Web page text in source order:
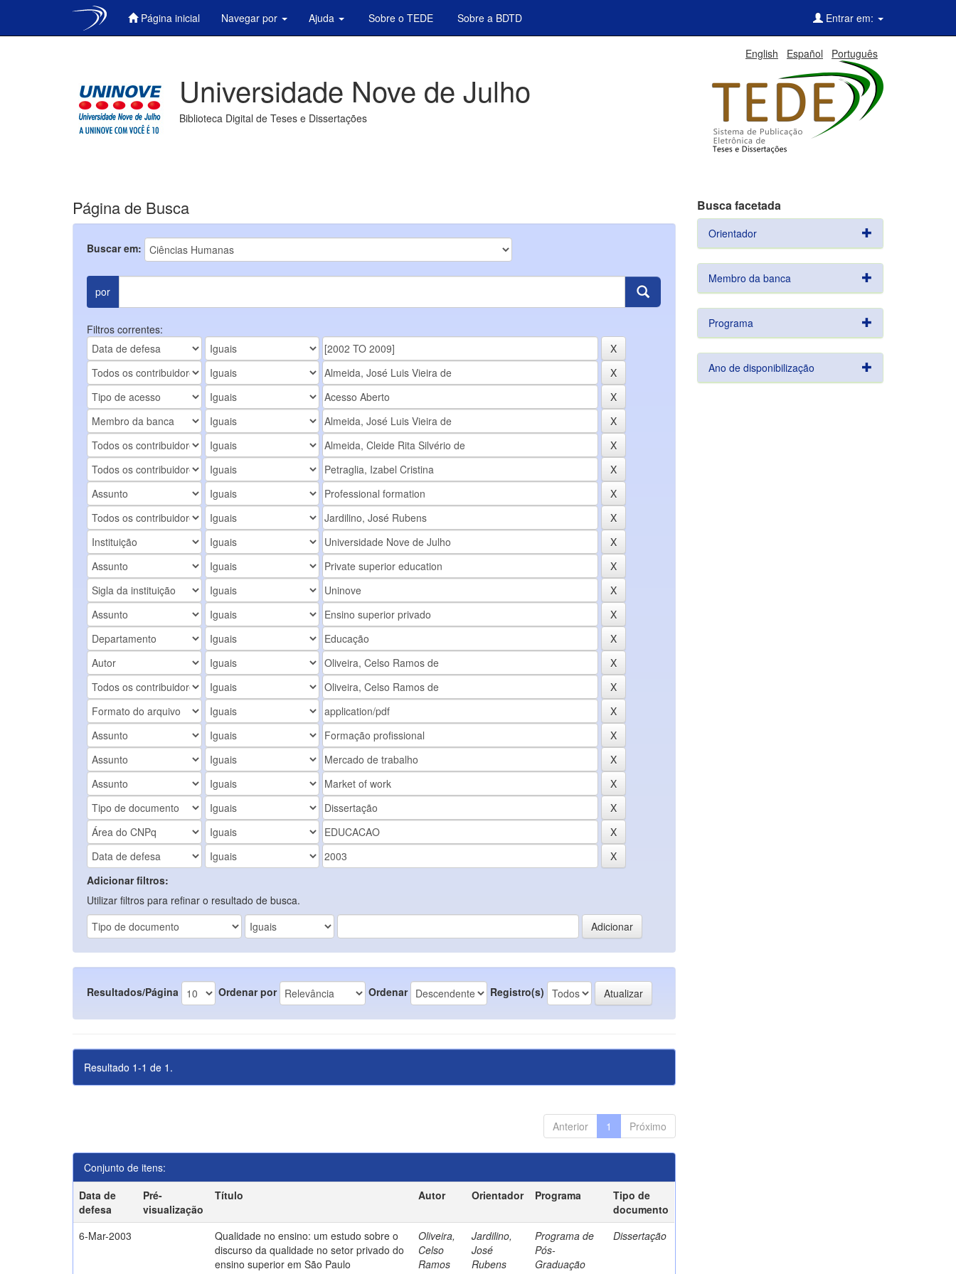
Página inicial Navegar por Ajuda Sobre o TEDE Sobre a BDTD Entrar em:
English Español Português
Universidade Nove de Julho
Biblioteca Digital de Teses e Dissertações
Página de Busca
Buscar em:
por
Filtros correntes:
Adicionar filtros:
Utilizar filtros para refinar o resultado de busca.
Resultados/Página Ordenar por Ordenar Registro(s)
Resultado 1-1 de 1.
Anterior 1 Próximo
Conjunto de itens:
Data de
defesa
Pré-
visualização
Título Autor Orientador Programa
Tipo de
documento
6-Mar-2003
Qualidade no ensino: um estudo sobre o
discurso da qualidade no setor privado do
ensino superior em São Paulo
Oliveira,
Celso
Ramos
Jardilino,
José
Rubens
Programa de
Pós-
Graduação
Dissertação
Busca facetada
Orientador
Membro da banca
Programa
Ano de disponibilização